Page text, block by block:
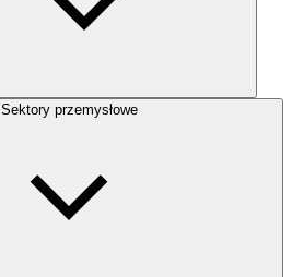
Sektory przemysłowe